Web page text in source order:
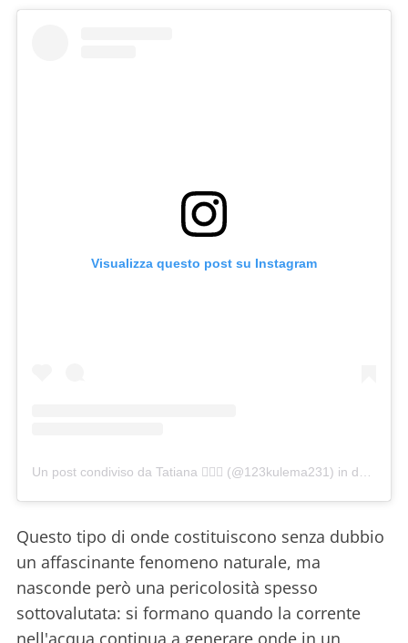
Visualizza questo post su Instagram
Un post condiviso da Tatiana 🙋🏼‍♀️ (@123kulema231) in data:
Questo tipo di onde costituiscono senza dubbio
un affascinante fenomeno naturale, ma
nasconde però una pericolosità spesso
sottovalutata: si formano quando la corrente
nell'acqua continua a generare onde in un